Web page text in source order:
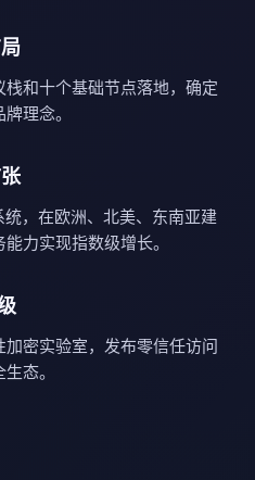
和十个基础节点落地，确定
理念。
，在欧洲、北美、东南亚建
力实现指数级增长。
密实验室，发布零信任访问
态。